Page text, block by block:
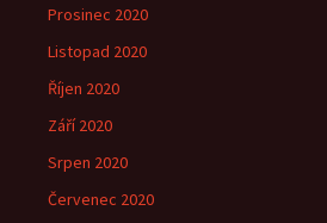
Prosinec 2020
Listopad 2020
Říjen 2020
Září 2020
Srpen 2020
Červenec 2020